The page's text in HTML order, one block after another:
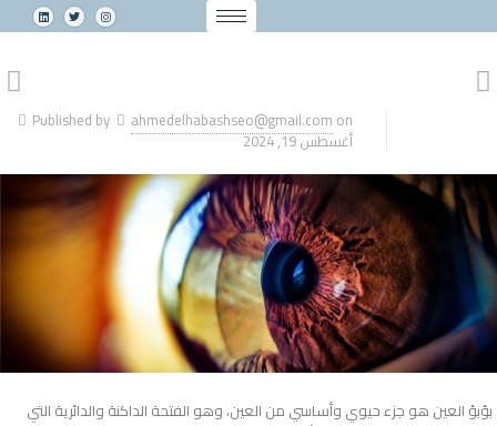
Published by ahmedelhabashseo@gmail.com on
أغسطس 19, 2024
بؤبؤ العين هو جزء حيوي وأساسي من العين، وهو الفتحة الداكنة والدائرية التي